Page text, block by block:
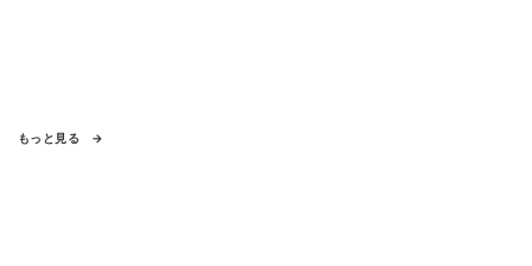
もっと見る